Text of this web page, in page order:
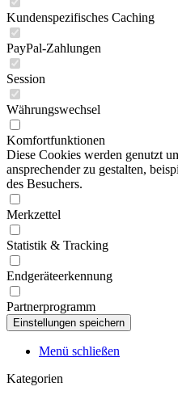
Kundenspezifisches Caching
PayPal-Zahlungen
Session
Währungswechsel
Komfortfunktionen
Diese Cookies werden genutzt
ansprechender zu gestalten,
des Besuchers.
Merkzettel
Statistik & Tracking
Endgeräteerkennung
Partnerprogramm
Menü schließen
Kategorien